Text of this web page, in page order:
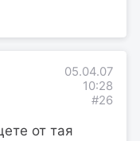
05.04.07
10:28
#26
от тая